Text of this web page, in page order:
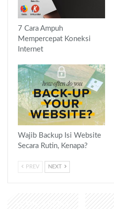
7 Cara Ampuh
Mempercepat Koneksi
Internet
Wajib Backup Isi Website
Secara Rutin, Kenapa?
PREV NEXT
LEAVE A REPLY